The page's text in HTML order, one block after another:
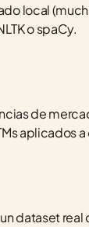
local
o spaCy.
de
aplicados
dataset